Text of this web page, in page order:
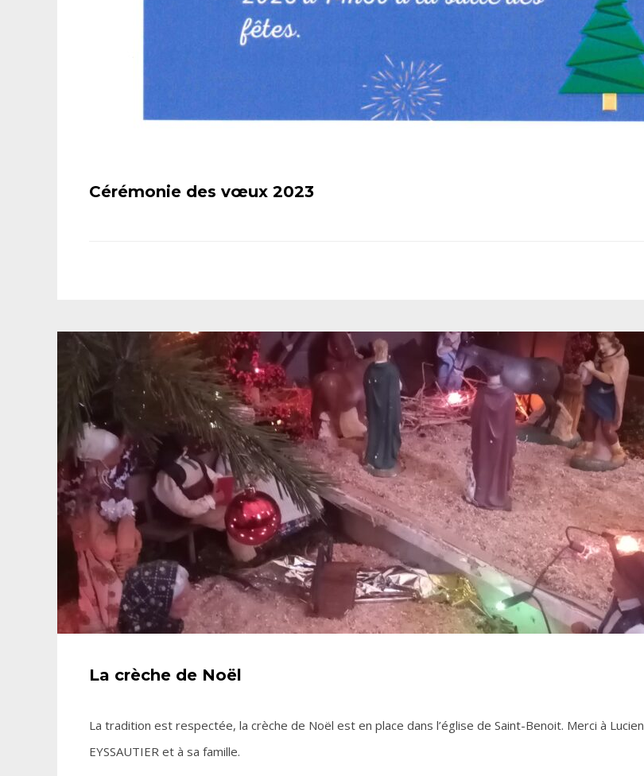
Cérémonie des vœux 2023
La crèche de Noël
La tradition est respectée, la crèche de Noël est en place dans l’église de Saint-Benoit. Merci à Lucien
EYSSAUTIER et à sa famille.